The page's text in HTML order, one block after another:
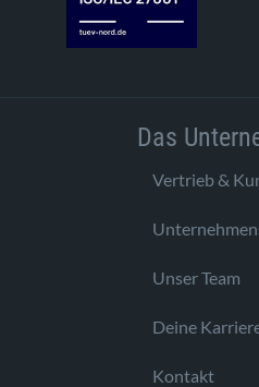
Das
Vertrieb &
Unser Team
Deine
Kontakt